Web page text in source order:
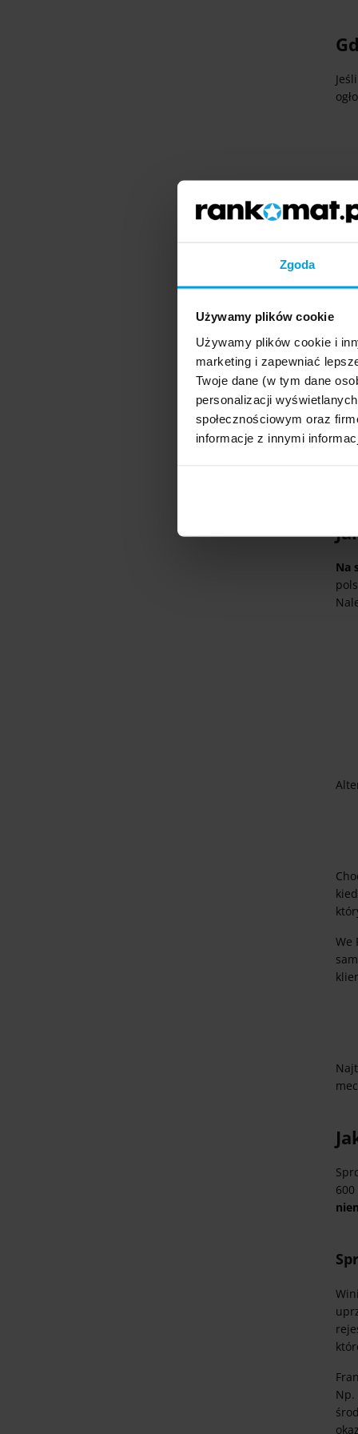
Zgoda
Używamy plików cookie
Używamy plików cookie i
marketing i zapewniać
Twoje dane (w tym dane
personalizacji
społecznościowym oraz
informacje z innymi
Są
To
Na
We
Np.